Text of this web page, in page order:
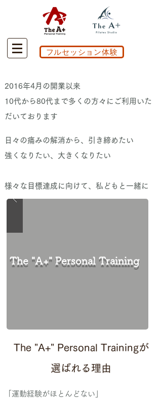
フルセッション体験
2016年4月の開業以来
10代から80代まで多くの方々にご利用いた
だいております
日々の痛みの解消から、引き締めたい
強くなりたい、大きくなりたい
様々な目標達成に向けて、私どもと一緒に
The "A+" Personal Training
The "A+" Personal Trainingが
選ばれる理由
「運動経験がほとんどない」